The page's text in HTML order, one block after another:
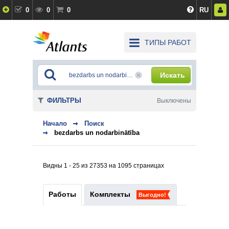
0 0 0 RU
ТИПЫ РАБОТ
Искать
Начало
Поиск
bezdarbs un nodarbinātība
Видны 1 - 25 из 27353 на 1095 страницах
Работы Комплекты Выгодно!
ФИЛЬТРЫ Выключены